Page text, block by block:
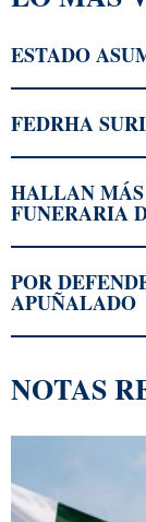
ESTADO
FEDRHA
HALLAN MÁS
FUNERARIA
POR
APUÑALADO
NOTAS